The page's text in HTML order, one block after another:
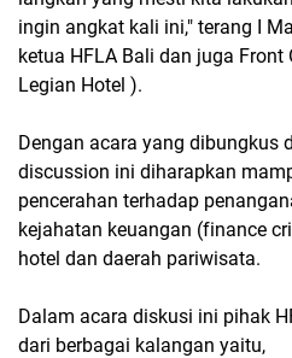
ingin angkat kali ini," terang I
ketua HFLA Bali dan juga
Legian Hotel ).
Dengan acara yang dibungkus
discussion ini diharapkan
pencerahan terhadap
kejahatan keuangan (finance
hotel dan daerah pariwisata.
Dalam acara diskusi ini pihak
dari berbagai kalangan yaitu,